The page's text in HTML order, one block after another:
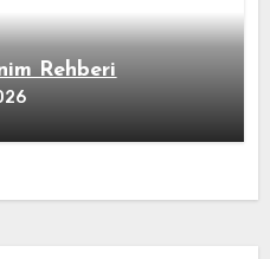
Rehberi